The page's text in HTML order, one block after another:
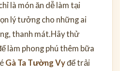
là món ăn dễ làm tại
lý tưởng cho những ai
thanh mát.Hãy thử
làm phong phú thêm bữa
Gà Ta Tường Vyđể trải